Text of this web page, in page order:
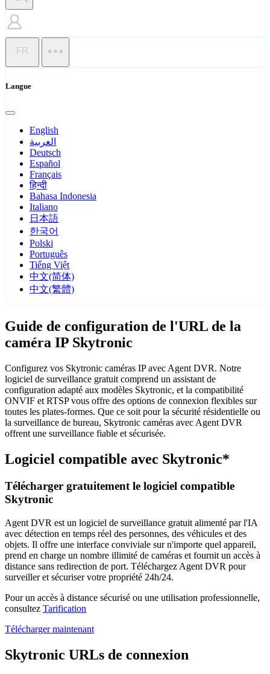
FR
Langue
English
العربية
Deutsch
Español
Français
हिन्दी
Bahasa Indonesia
Italiano
日本語
한국어
Polski
Português
Tiếng Việt
中文(简体)
中文(繁體)
Guide de configuration de l'URL de la
caméra IP Skytronic
Configurez vos Skytronic caméras IP avec Agent DVR. Notre
logiciel de surveillance gratuit comprend un assistant de
configuration adapté aux modèles Skytronic, et la compatibilité
ONVIF et RTSP vous offre des options de connexion flexibles sur
toutes les plates-formes. Que ce soit pour la sécurité résidentielle ou
la surveillance de bureau, Skytronic caméras avec Agent DVR
offrent une surveillance fiable et sécurisée.
Logiciel compatible avec Skytronic*
Télécharger gratuitement le logiciel compatible
Skytronic
Agent DVR est un logiciel de surveillance gratuit alimenté par l'IA
avec détection en temps réel des personnes, des véhicules et des
objets. Il offre une interface conviviale sur n'importe quel appareil,
prend en charge un nombre illimité de caméras et fournit un accès à
distance sans redirection de port. Téléchargez Agent DVR pour
surveiller et sécuriser votre propriété 24h/24.
Pour un accès à distance sécurisé ou une utilisation professionnelle,
consultez Tarification
Télécharger maintenant
Skytronic URLs de connexion